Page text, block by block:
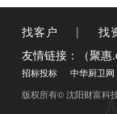
找客户 | 找
友情链接：（聚惠
招标投标 中华厨卫网
版权所有© 沈阳财富科